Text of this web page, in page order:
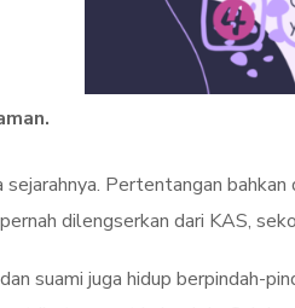
Pertentangan
dilengserkan dari KAS,
suami juga hidup berpindah-